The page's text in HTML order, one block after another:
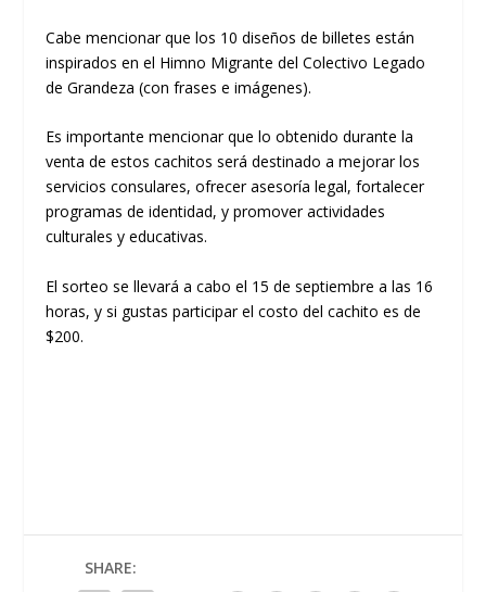
Cabe mencionar que los 10 diseños de billetes están
inspirados en el Himno Migrante del Colectivo Legado
de Grandeza (con frases e imágenes).
Es importante mencionar que lo obtenido durante la
venta de estos cachitos será destinado a mejorar los
servicios consulares, ofrecer asesoría legal, fortalecer
programas de identidad, y promover actividades
culturales y educativas.
El sorteo se llevará a cabo el 15 de septiembre a las 16
horas, y si gustas participar el costo del cachito es de
$200.
SHARE: